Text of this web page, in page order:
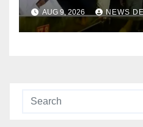
की कड़ी कार्रवाई
AUG 9, 2026 NEWS